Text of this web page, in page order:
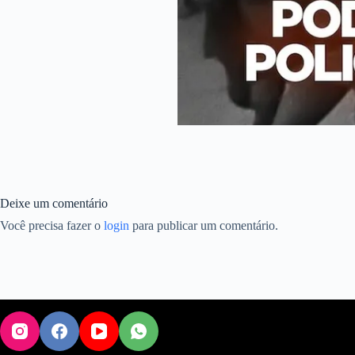
Deixe um comentário
Você precisa fazer o login para publicar um comentário.